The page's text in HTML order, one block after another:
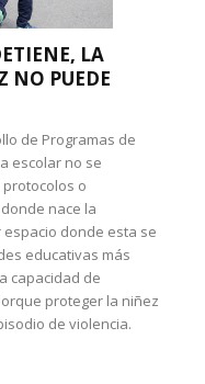
LA
NO PUEDE
de Programas de
escolar no se
o
nace la
donde esta se
educativas más
capacidad de
proteger la niñez
de violencia.